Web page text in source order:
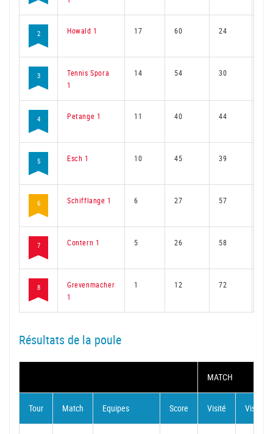
2 Howald 1 17 60 24
3
Tennis Spora
1
14 54 30
4 Petange 1 11 40 44
5 Esch 1 10 45 39
6 Schifflange 1 6 27 57
7 Contern 1 5 26 58
8
Grevenmacher
1
1 12 72
Résultats de la poule
MATCH
Tour Match Equipes Score Visité Visiteur